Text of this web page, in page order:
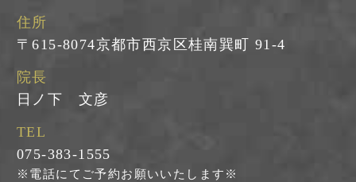
住所
〒615-8074京都市西京区桂南巽町 91-4
院長
日ノ下 文彦
TEL
075-383-1555
※電話にてご予約お願いいたします※